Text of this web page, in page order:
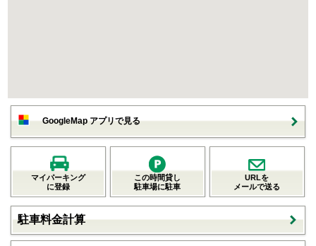
GoogleMap アプリで見る
マイパーキング
に登録
この時間貸し
駐車場に駐車
URLを
メールで送る
駐車料金計算